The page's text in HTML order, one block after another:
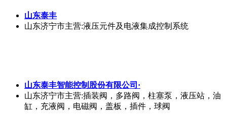
山东泰丰
山东济宁市主营:液压元件及电液集成控制系统
山东泰丰智能控制股份有限公司·
山东济宁市主营:插装阀，多路阀，柱塞泵，液压站，油
缸，充液阀，电磁阀，盖板，插件，球阀